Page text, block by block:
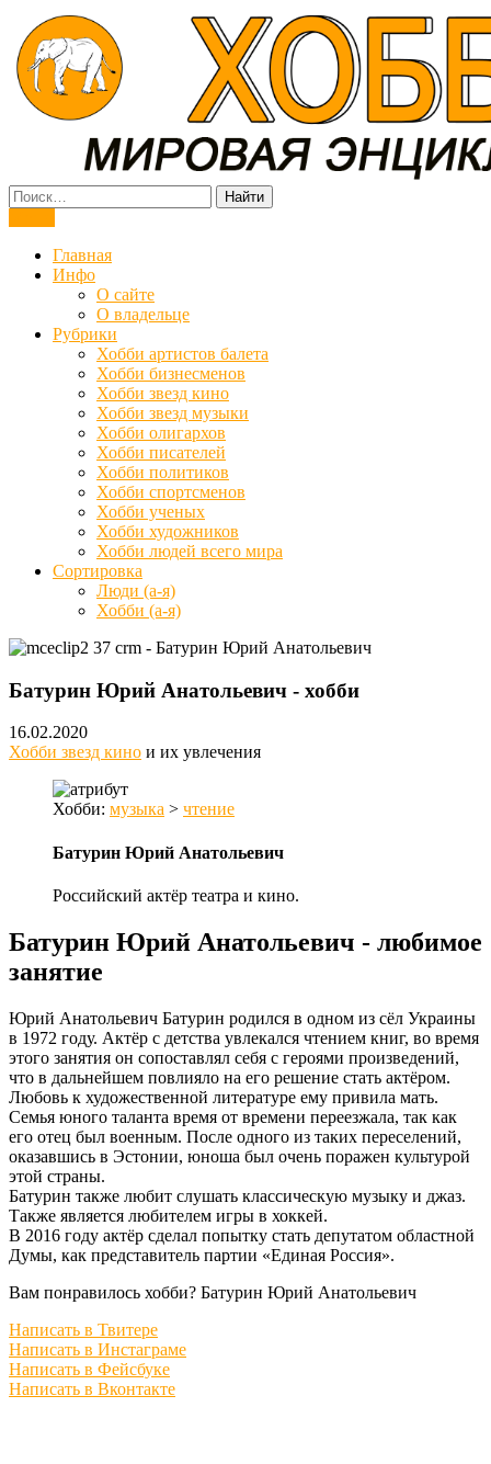
Мировая энциклопедия хобби
Главная
Инфо
О сайте
О владельце
Рубрики
Хобби артистов балета
Хобби бизнесменов
Хобби звезд кино
Хобби звезд музыки
Хобби олигархов
Хобби писателей
Хобби политиков
Хобби спортсменов
Хобби ученых
Хобби художников
Хобби людей всего мира
Сортировка
Люди (а-я)
Хобби (а-я)
Батурин Юрий Анатольевич - хобби
16.02.2020
Хобби звезд кино и их увлечения
Хобби: музыка > чтение
Батурин Юрий Анатольевич
Российский актёр театра и кино.
Батурин Юрий Анатольевич - любимое
занятие
Юрий Анатольевич Батурин родился в одном из сёл Украины
в 1972 году. Актёр с детства увлекался чтением книг, во время
этого занятия он сопоставлял себя с героями произведений,
что в дальнейшем повлияло на его решение стать актёром.
Любовь к художественной литературе ему привила мать.
Семья юного таланта время от времени переезжала, так как
его отец был военным. После одного из таких переселений,
оказавшись в Эстонии, юноша был очень поражен культурой
этой страны.
Батурин также любит слушать классическую музыку и джаз.
Также является любителем игры в хоккей.
В 2016 году актёр сделал попытку стать депутатом областной
Думы, как представитель партии «Единая Россия».
Вам понравилось хобби? Батурин Юрий Анатольевич
Написать в Твитере
Написать в Инстаграме
Написать в Фейсбуке
Написать в Вконтакте